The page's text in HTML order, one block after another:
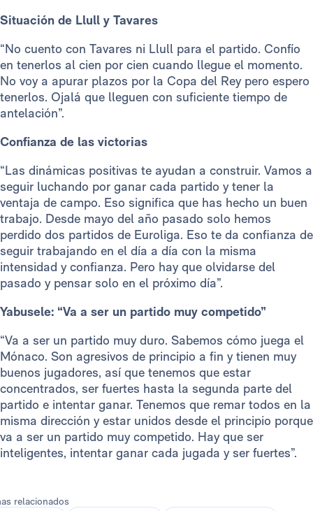
Situación de Llull y Tavares
“No cuento con Tavares ni Llull para el partido. Confío
en tenerlos al cien por cien cuando llegue el momento.
No voy a apurar plazos por la Copa del Rey pero espero
tenerlos. Ojalá que lleguen con suficiente tiempo de
antelación”.
Confianza de las victorias
“Las dinámicas positivas te ayudan a construir. Vamos a
seguir luchando por ganar cada partido y tener la
ventaja de campo. Eso significa que has hecho un buen
trabajo. Desde mayo del año pasado solo hemos
perdido dos partidos de Euroliga. Eso te da confianza de
seguir trabajando en el día a día con la misma
intensidad y confianza. Pero hay que olvidarse del
pasado y pensar solo en el próximo día”.
Yabusele: “Va a ser un partido muy competido”
“Va a ser un partido muy duro. Sabemos cómo juega el
Mónaco. Son agresivos de principio a fin y tienen muy
buenos jugadores, así que tenemos que estar
concentrados, ser fuertes hasta la segunda parte del
partido e intentar ganar. Tenemos que remar todos en la
misma dirección y estar unidos desde el principio porque
va a ser un partido muy competido. Hay que ser
inteligentes, intentar ganar cada jugada y ser fuertes”.
relacionados